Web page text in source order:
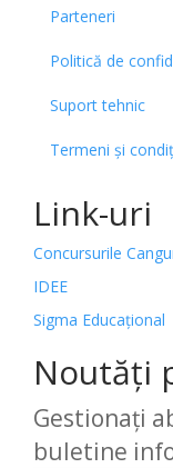
Parteneri
Politică de
Suport tehnic
Termeni și
Link-uri
Concursurile
IDEE
Sigma Educațional
Noutăți
Gestionați
buletine